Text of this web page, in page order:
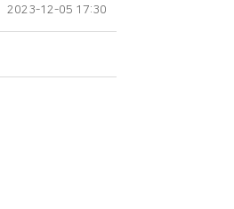
2023-12-05 17:30